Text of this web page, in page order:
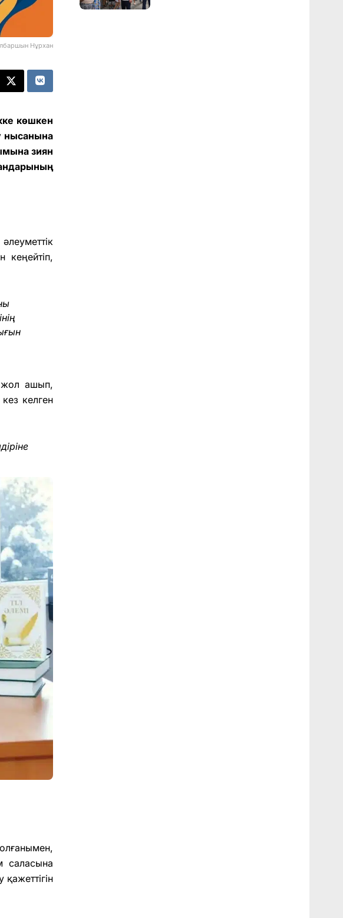
Нұрхан
көшкен
нысанына
зиян
кеңейтіп,
жол ашып,
келген
саласына